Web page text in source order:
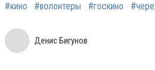
#кино #волонтеры #госкино
Денис Бигунов